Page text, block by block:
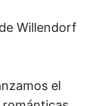
Willendorf
el